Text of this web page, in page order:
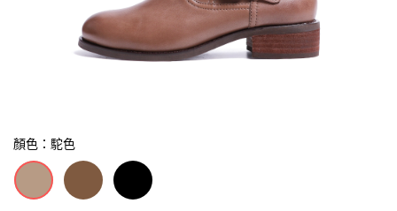
顏色：駝色